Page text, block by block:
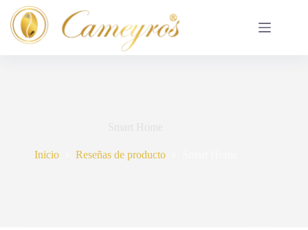
Saltar
contenido
Inicio Reseñas de producto